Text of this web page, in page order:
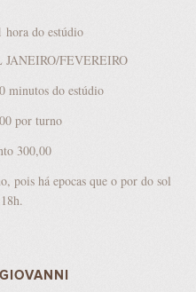
hora do estúdio
FEVEREIRO
minutos do estúdio
por turno
300,00
pois há epocas que o por do sol